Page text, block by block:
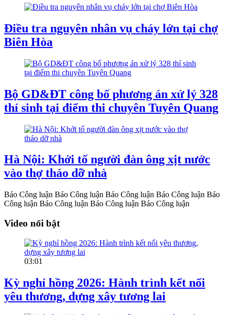
Điều tra nguyên nhân vụ cháy lớn tại chợ
Biên Hòa
Bộ GD&ĐT công bố phương án xử lý 328
thí sinh tại điểm thi chuyên Tuyên Quang
Hà Nội: Khởi tố người đàn ông xịt nước
vào thợ tháo dỡ nhà
Báo Công luận Báo Công luận Báo Công luận Báo Công luận Báo
Công luận Báo Công luận Báo Công luận Báo Công luận
Video nổi bật
03:01
Kỳ nghỉ hồng 2026: Hành trình kết nối
yêu thương, dựng xây tương lai